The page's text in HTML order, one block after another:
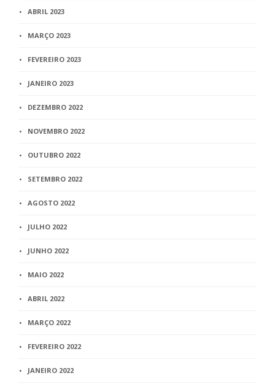
ABRIL 2023
MARÇO 2023
FEVEREIRO 2023
JANEIRO 2023
DEZEMBRO 2022
NOVEMBRO 2022
OUTUBRO 2022
SETEMBRO 2022
AGOSTO 2022
JULHO 2022
JUNHO 2022
MAIO 2022
ABRIL 2022
MARÇO 2022
FEVEREIRO 2022
JANEIRO 2022